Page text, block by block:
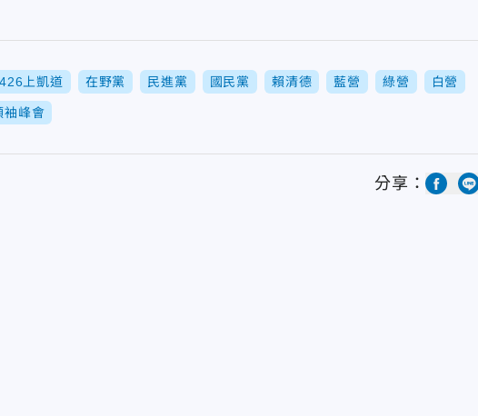
上凱道 在野黨 民進黨 國民黨 賴清德 藍營 綠營 白營
袖峰會
分享：